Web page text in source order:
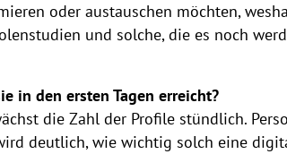
oder austauschen möchten,
und solche, die es noch
in den ersten Tagen erreicht?
die Zahl der Profile stündlich.
deutlich, wie wichtig solch eine